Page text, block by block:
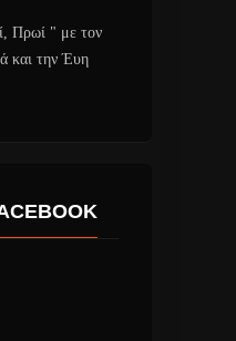
Πρωί " με τον
και την Έυη